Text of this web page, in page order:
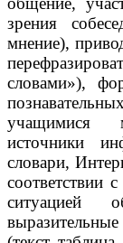
зрения
мнение),
словами»),
учащимися
источники
словари,
соответствии
ситуацией